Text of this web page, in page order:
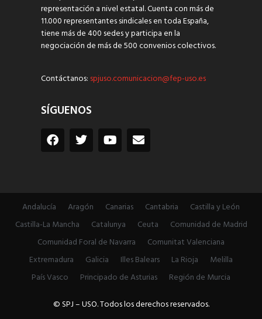
representación a nivel estatal. Cuenta con más de
11.000 representantes sindicales en toda España,
tiene más de 400 sedes y participa en la
negociación de más de 500 convenios colectivos.
Contáctanos: spjuso.comunicacion@fep-uso.es
SÍGUENOS
Andalucía Aragón Canarias Cantabria
Castilla y León
Castilla-La Mancha
Catalunya Ceuta
Comunidad de Madrid
Comunidad Foral de Navarra
Comunitat Valenciana
Extremadura
Galicia Illes Balears La Rioja
Melilla
País Vasco
Principado de Asturias
Región de Murcia
© SPJ – USO. Todos los derechos reservados.